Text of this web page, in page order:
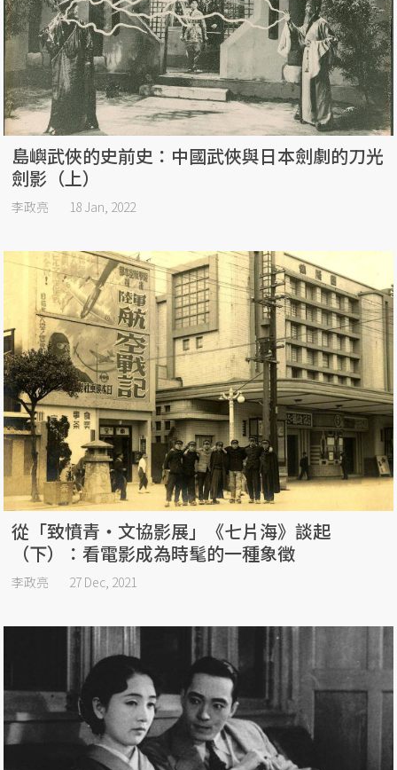
島嶼武俠的史前史：中國武俠與日本劍劇的刀光
劍影（上）
李政亮 18 Jan, 2022
從「致憤青・文協影展」《七片海》談起
（下）：看電影成為時髦的一種象徵
李政亮 27 Dec, 2021